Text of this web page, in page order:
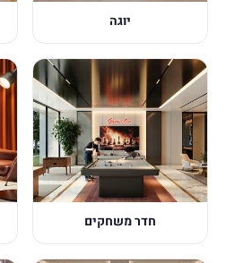
יוגה
חדר משחקים